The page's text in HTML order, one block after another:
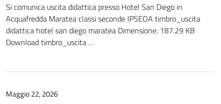
Si comunica uscita didattica presso Hotel San Diego in
Acquafredda Maratea classi seconde IPSEOA timbro_uscita
didattica hotel san diego maratea Dimensione: 187.29 KB
Download timbro_uscita …
Maggio 22, 2026